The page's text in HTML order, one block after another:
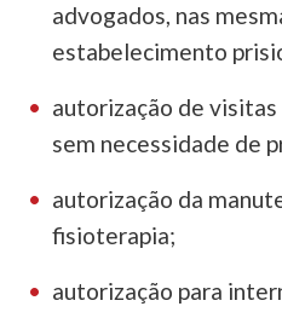
advogados, nas
estabelecimento
autorização de
sem necessidade de
autorização da
fisioterapia;
autorização para